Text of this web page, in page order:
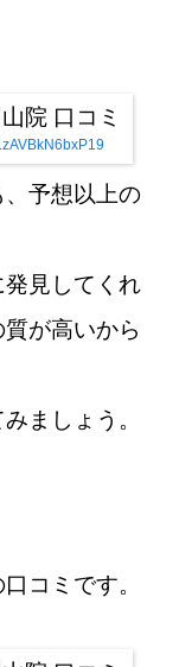
予想以上の
見してくれ
が高いから
ましょう。
コミです。